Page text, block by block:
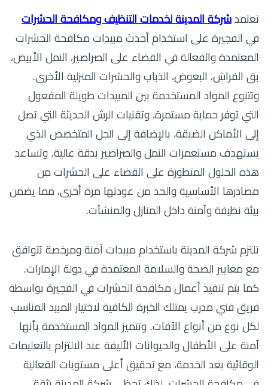
تعتمد شركة المدينة لخدمات التنظيف ومكافحة الحشرات
في الفجيرة على استخدام أحدث مبيدات مكافحة الحشرات
المعتمدة والفعالة في القضاء على الصراصير، النمل الأبيض،
بق الفراش، البعوض، الذباب والحشرات المنزلية الأخرى.
وتتنوع المواد المستخدمة بين المبيدات طويلة المفعول
التي توفر حماية مستمرة، وتقنيات الرش الحديثة التي تصل
إلى الأماكن الضيقة، بالإضافة إلى الجل المتخصص الذي
يستهدف مستعمرات النمل والصراصير بدقة عالية. وتساعد
هذه الحلول المتطورة على القضاء على الحشرات من
مصادرها الأساسية والحد من عودتها مرة أخرى، مما يضمن
بيئة نظيفة وآمنة داخل المنازل والمنشآت.
تلتزم شركة المدينة باستخدام مبيدات آمنة ومرخصة تتوافق
مع معايير الصحة والسلامة المعتمدة في دولة الإمارات.
كما يتم تنفيذ أعمال مكافحة الحشرات في الفجيرة بواسطة
فريق فني مدرب يمتلك الخبرة الكافية لاختيار المبيد المناسب
لكل نوع من أنواع الآفات. وتتميز المواد المستخدمة بأنها
آمنة على الأطفال والحيوانات الأليفة عند الالتزام بالتعليمات
الوقائية بعد الخدمة، مع تحقيق أعلى مستويات الفعالية